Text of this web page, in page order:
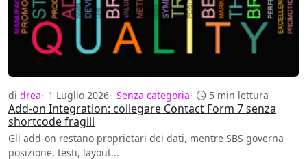
di drea 1 Luglio 2026 Senza categoria 5 min lettura
Add-on Integration: collegare Contact Form 7 senza
shortcode fragili
Gli add-on restano proprietari dei dati, mentre SBS governa
posizione, testi, layout...